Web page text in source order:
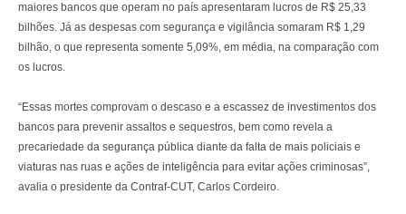
maiores bancos que operam no país apresentaram lucros de R$ 25,33
bilhões. Já as despesas com segurança e vigilância somaram R$ 1,29
bilhão, o que representa somente 5,09%, em média, na comparação com
os lucros.
“Essas mortes comprovam o descaso e a escassez de investimentos dos
bancos para prevenir assaltos e sequestros, bem como revela a
precariedade da segurança pública diante da falta de mais policiais e
viaturas nas ruas e ações de inteligência para evitar ações criminosas”,
avalia o presidente da Contraf-CUT, Carlos Cordeiro.